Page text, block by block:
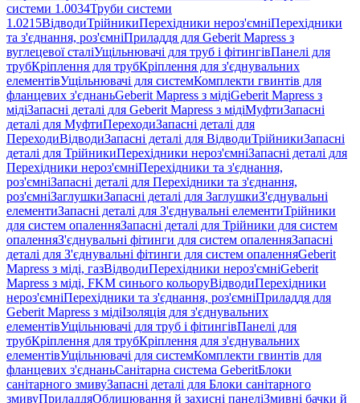
системи 1.0034Труби системи
1.0215ВідводиТрійникиПерехідники нероз'ємніПерехідники
та з'єднання, роз'ємніПриладдя для Geberit Mapress з
вуглецевої сталіУщільнювачі для труб і фітингівПанелі для
трубКріплення для трубКріплення для з'єднувальних
елементівУщільнювачі для системКомплекти гвинтів для
фланцевих з'єднаньGeberit Mapress з мідіGeberit Mapress з
мідіЗапасні деталі для Geberit Mapress з мідіМуфтиЗапасні
деталі для МуфтиПереходиЗапасні деталі для
ПереходиВідводиЗапасні деталі для ВідводиТрійникиЗапасні
деталі для ТрійникиПерехідники нероз'ємніЗапасні деталі для
Перехідники нероз'ємніПерехідники та з'єднання,
роз'ємніЗапасні деталі для Перехідники та з'єднання,
роз'ємніЗаглушкиЗапасні деталі для ЗаглушкиЗ'єднувальні
елементиЗапасні деталі для З'єднувальні елементиТрійники
для систем опаленняЗапасні деталі для Трійники для систем
опаленняЗ'єднувальні фітинги для систем опаленняЗапасні
деталі для З'єднувальні фітинги для систем опаленняGeberit
Mapress з міді, газВідводиПерехідники нероз'ємніGeberit
Mapress з міді, FKM синього кольоруВідводиПерехідники
нероз'ємніПерехідники та з'єднання, роз'ємніПриладдя для
Geberit Mapress з мідіІзоляція для з'єднувальних
елементівУщільнювачі для труб і фітингівПанелі для
трубКріплення для трубКріплення для з'єднувальних
елементівУщільнювачі для системКомплекти гвинтів для
фланцевих з'єднаньСанітарна система GeberitБлоки
санітарного змивуЗапасні деталі для Блоки санітарного
змивуПриладдяОблицювання й захисні панеліЗмивні бачки й